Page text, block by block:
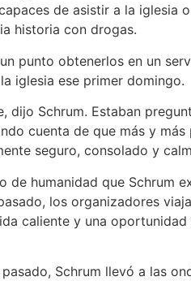
de asistir a la iglesia
historia con drogas.
punto obtenerlos en un
iglesia ese primer domingo.
dijo Schrum. Estaban
cuenta de que más y
seguro, consolado y
de humanidad que Schrum
los organizadores
caliente y una
Schrum llevó a las